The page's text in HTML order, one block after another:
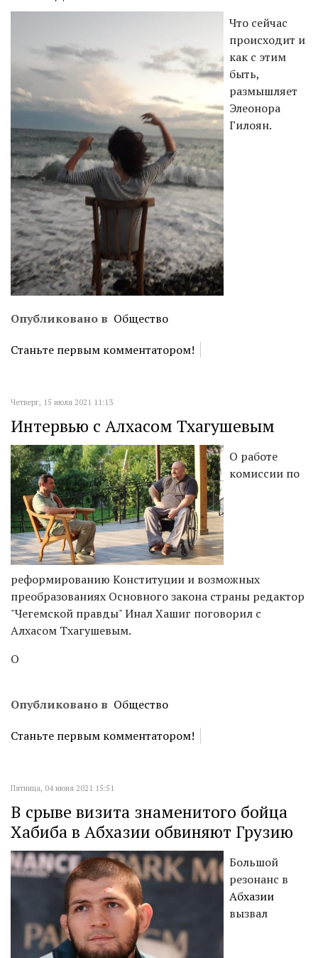
Что сейчас
происходит и
как с этим
быть,
размышляет
Элеонора
Гилоян.
Опубликовано в Общество
Станьте первым комментатором!
Четверг, 15 июля 2021 11:13
Интервью с Алхасом Тхагушевым
О работе
комиссии по
реформированию Конституции и возможных
преобразованиях Основного закона страны редактор
"Чегемской правды" Инал Хашиг поговорил с
Алхасом Тхагушевым.
О
Опубликовано в Общество
Станьте первым комментатором!
Пятница, 04 июня 2021 15:51
В срыве визита знаменитого бойца
Хабиба в Абхазии обвиняют Грузию
Большой
резонанс в
Абхазии
вызвал